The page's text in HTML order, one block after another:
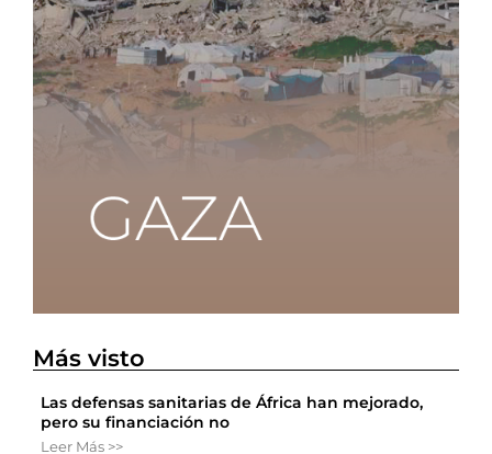
Más visto
Las defensas sanitarias de África han mejorado,
pero su financiación no
Leer Más >>